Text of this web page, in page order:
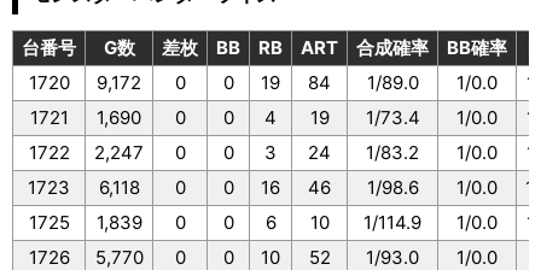
台番号 G数 差枚 BB RB ART 合成確率 BB確率
1720
9,172 0 0 19 84 1/89.0 1/0.0
1721
1,690 0 0 4 19 1/73.4 1/0.0
1722
2,247 0 0 3 24 1/83.2 1/0.0
1723
6,118 0 0 16 46 1/98.6 1/0.0
1725
1,839 0 0 6 10 1/114.9 1/0.0
1726
5,770 0 0 10 52 1/93.0 1/0.0